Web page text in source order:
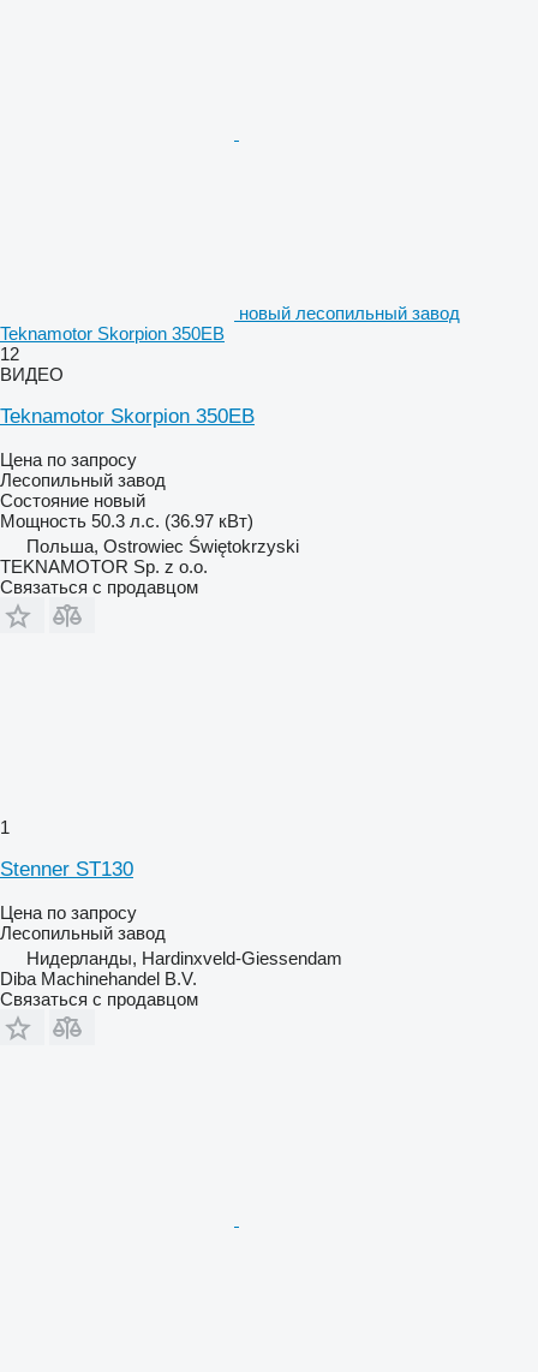
новый лесопильный завод
Teknamotor Skorpion 350EB
12
ВИДЕО
Teknamotor Skorpion 350EB
Цена по запросу
Лесопильный завод
Состояние новый
Мощность 50.3 л.с. (36.97 кВт)
Польша, Ostrowiec Świętokrzyski
TEKNAMOTOR Sp. z o.o.
Связаться с продавцом
1
Stenner ST130
Цена по запросу
Лесопильный завод
Нидерланды, Hardinxveld-Giessendam
Diba Machinehandel B.V.
Связаться с продавцом